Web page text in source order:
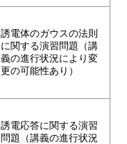
誘電体のガウスの法則
に関する演習問題（講
義の進行状況により変
更の可能性あり）
誘電応答に関する演習
問題（講義の進行状況